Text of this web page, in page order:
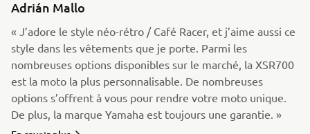
Adrián Mallo
« J’adore le style néo-rétro / Café Racer, et j’aime aussi ce
style dans les vêtements que je porte. Parmi les
nombreuses options disponibles sur le marché, la XSR700
est la moto la plus personnalisable. De nombreuses
options s’offrent à vous pour rendre votre moto unique.
De plus, la marque Yamaha est toujours une garantie. »